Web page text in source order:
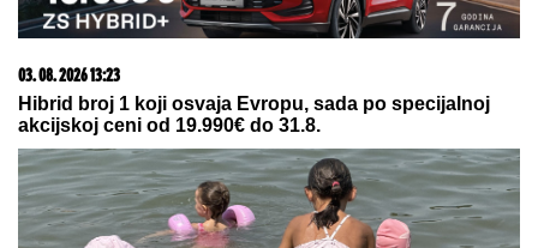
07. 08. 2026 08:00
раст, инфлација ниска